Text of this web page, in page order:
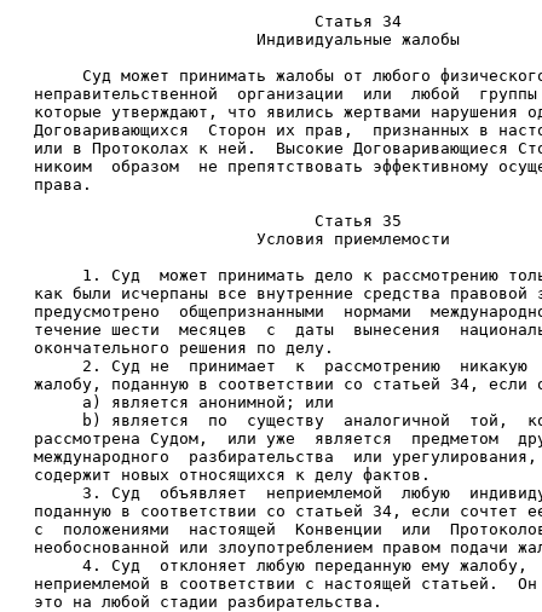
                             Статья 34
                       Индивидуальные жалобы
Суд может принимать жалобы от любого
неправительственной  организации  или  любой
которые утверждают, что явились жертвами нарушения
Договаривающихся  Сторон их прав,  признанных в
или в Протоколах к ней.  Высокие Договаривающиеся
никоим  образом  не препятствовать эффективному
права.
                             Статья 35
                       Условия приемлемости
1. Суд  может принимать дело к рассмотрению
как были исчерпаны все внутренние средства
предусмотрено  общепризнанными  нормами
течение шести  месяцев  с  даты  вынесения
окончательного решения по делу.
2. Суд не  принимает  к  рассмотрению  никакую
жалобу, поданную в соответствии со статьей 34,
     a) является анонимной; или
b) является  по  существу  аналогичной  той,
рассмотрена Судом,  или уже  является  предметом
международного  разбирательства  или
содержит новых относящихся к делу фактов.
3. Суд  объявляет  неприемлемой  любую
поданную в соответствии со статьей 34, если сочтет
с  положениями  настоящей  Конвенции  или
необоснованной или злоупотреблением правом подачи
4. Суд  отклоняет любую переданную ему жалобу,
неприемлемой в соответствии с настоящей статьей.
это на любой стадии разбирательства.